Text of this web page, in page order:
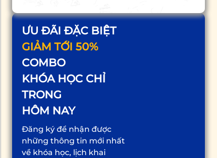
ƯU ĐÃI ĐẶC BIỆT
GIẢM TỚI 50%
COMBO
KHÓA HỌC CHỈ
TRONG
HÔM NAY
Đăng ký để nhận được
những thông tin mới nhất
về khóa học, lịch khai